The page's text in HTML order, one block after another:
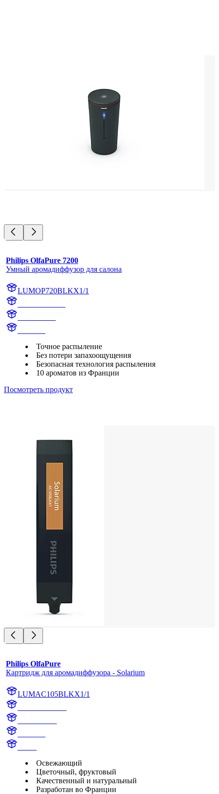
Philips OlfaPure 7200
Умный аромадиффузор для салона
LUMOP720BLKX1/1
Точное распыление
Без потери запахоощущения
Безопасная технология распыления
10 ароматов из Франции
Посмотреть продукт
Philips OlfaPure
Картридж для аромадиффузора - Solarium
LUMAC105BLKX1/1
Освежающий
Цветочный, фруктовый
Качественный и натуральный
Разработан во Франции